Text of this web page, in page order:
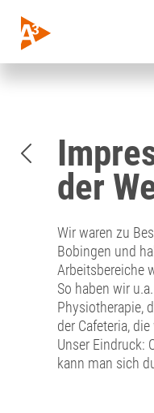
der
Wir waren zu
Bobingen und
Arbeitsbereiche
So haben wir
Physiotherapie,
der Cafeteria,
Unser Eindruck:
kann man sich